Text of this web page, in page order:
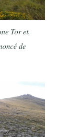
Tor et,
de